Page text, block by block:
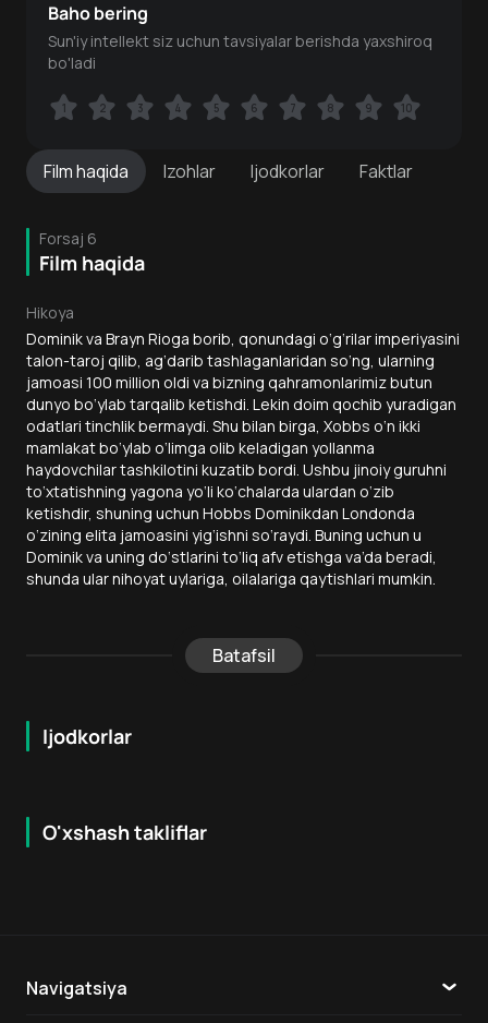
Filmhaqida Izohlar Ijodkorlar Faktlar
Forsaj 6
Film haqida
Hikoya
Dominik va Brayn Rioga borib, qonundagi o‘g‘rilar imperiyasini
talon-taroj qilib, ag‘darib tashlaganlaridan so‘ng, ularning
jamoasi 100 million oldi va bizning qahramonlarimiz butun
dunyo bo‘ylab tarqalib ketishdi. Lekin doim qochib yuradigan
odatlari tinchlik bermaydi. Shu bilan birga, Xobbs o‘n ikki
mamlakat bo‘ylab o‘limga olib keladigan yollanma
haydovchilar tashkilotini kuzatib bordi. Ushbu jinoiy guruhni
to‘xtatishning yagona yo‘li ko‘chalarda ulardan o‘zib
ketishdir, shuning uchun Hobbs Dominikdan Londonda
o‘zining elita jamoasini yig‘ishni so‘raydi. Buning uchun u
Dominik va uning do‘stlarini to‘liq afv etishga va’da beradi,
shunda ular nihoyat uylariga, oilalariga qaytishlari mumkin.
Batafsil
Ijodkorlar
Baho bering
Sun'iy intellekt siz uchun tavsiyalar berishda yaxshiroq
bo'ladi
1 2 3 4 5 6 7 8 9 10
1 2 3 4 5 6 7 8 9 10
O'xshash takliflar
18 + 7.2
Navigatsiya